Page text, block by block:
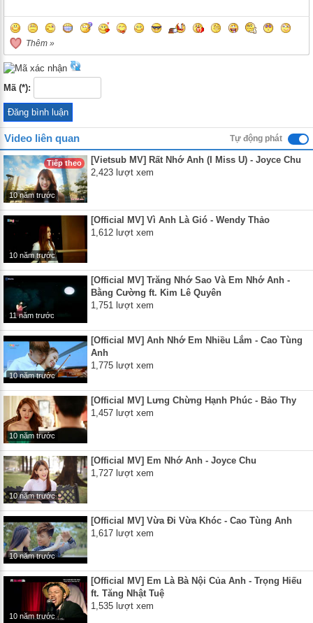
Thêm »
Mã (*):
Video liên quan Tự động phát
Tiếp theo
10 năm trước
[Vietsub MV] Rất Nhớ Anh (I Miss U) - Joyce Chu
2,423 lượt xem
10 năm trước
[Official MV] Vì Anh Là Gió - Wendy Thảo
1,612 lượt xem
11 năm trước
[Official MV] Trăng Nhớ Sao Và Em Nhớ Anh -
Bằng Cường ft. Kim Lê Quyên
1,751 lượt xem
10 năm trước
[Official MV] Anh Nhớ Em Nhiều Lắm - Cao Tùng
Anh
1,775 lượt xem
10 năm trước
[Official MV] Lưng Chừng Hạnh Phúc - Bảo Thy
1,457 lượt xem
10 năm trước
[Official MV] Em Nhớ Anh - Joyce Chu
1,727 lượt xem
10 năm trước
[Official MV] Vừa Đi Vừa Khóc - Cao Tùng Anh
1,617 lượt xem
10 năm trước
[Official MV] Em Là Bà Nội Của Anh - Trọng Hiếu
ft. Tăng Nhật Tuệ
1,535 lượt xem